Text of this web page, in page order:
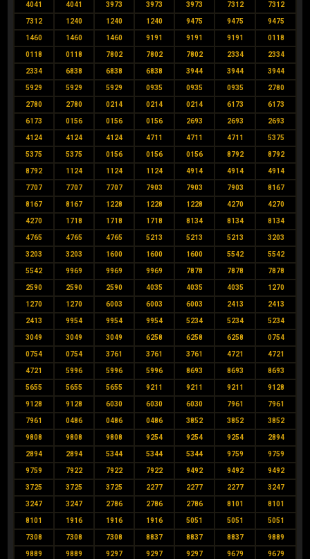
4041 4041 3973 3973 3973 7312 7312
7312 1240 1240 1240 9475 9475 9475
1460 1460 1460 9191 9191 9191 0118
0118 0118 7802 7802 7802 2334 2334
2334 6838 6838 6838 3944 3944 3944
5929 5929 5929 0935 0935 0935 2780
2780 2780 0214 0214 0214 6173 6173
6173 0156 0156 0156 2693 2693 2693
4124 4124 4124 4711 4711 4711 5375
5375 5375 0156 0156 0156 8792 8792
8792 1124 1124 1124 4914 4914 4914
7707 7707 7707 7903 7903 7903 8167
8167 8167 1228 1228 1228 4270 4270
4270 1718 1718 1718 8134 8134 8134
4765 4765 4765 5213 5213 5213 3203
3203 3203 1600 1600 1600 5542 5542
5542 9969 9969 9969 7878 7878 7878
2590 2590 2590 4035 4035 4035 1270
1270 1270 6003 6003 6003 2413 2413
2413 9954 9954 9954 5234 5234 5234
3049 3049 3049 6258 6258 6258 0754
0754 0754 3761 3761 3761 4721 4721
4721 5996 5996 5996 8693 8693 8693
5655 5655 5655 9211 9211 9211 9128
9128 9128 6030 6030 6030 7961 7961
7961 0486 0486 0486 3852 3852 3852
9808 9808 9808 9254 9254 9254 2894
2894 2894 5344 5344 5344 9759 9759
9759 7922 7922 7922 9492 9492 9492
3725 3725 3725 2277 2277 2277 3247
3247 3247 2786 2786 2786 8101 8101
8101 1916 1916 1916 5051 5051 5051
7308 7308 7308 8837 8837 8837 9889
9889 9889 9297 9297 9297 9679 9679